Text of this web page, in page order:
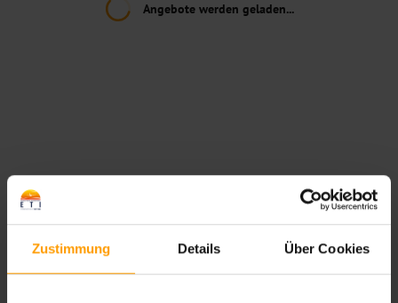
Zustimmung Details Über Cookies
Angebote werden geladen...
*10% Anzahlung auf Pauschalreisen nach Ägypten